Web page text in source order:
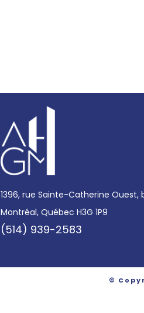
1396, rue Sainte-Catherine Ouest,
Montréal, Québec H3G 1P9
(514) 939-2583
©